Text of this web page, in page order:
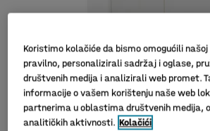
Koristimo kolačiće da bismo omogućili
pravilno, personalizirali sadržaj i oglase,
društvenih medija i analizirali web promet.
informacije o vašem korištenju naše web
partnerima u oblastima društvenih medija,
analitičkih aktivnosti. Kolačići